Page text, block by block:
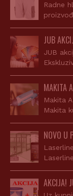
Radne
JUB
JUB
MAKITA
Makita
Makita
NOVO U
AKCIJA!